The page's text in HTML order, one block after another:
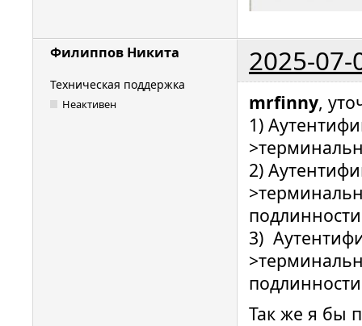
Филиппов Никита 2025-07-
Техническая поддержка
Неактивен mrfinny,
1)
2)
3)
Так же я бы